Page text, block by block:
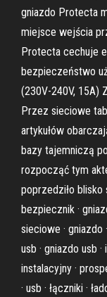
gniazdo Protecta
miejsce wejścia
Protecta cechuje
bezpieczeństwo
(230V-240V, 15A)
Przez sieciowe
artykułów
bazy tajemniczą
rozpocząć tym
poprzedziło
bezpiecznik ·
sieciowe · gniazdo
usb · gniazdo usb
instalacyjny ·
· usb · łączniki ·